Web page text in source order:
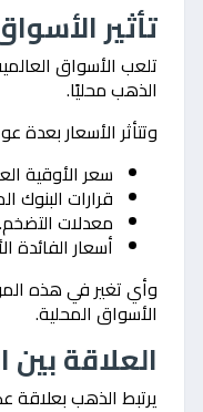
تأثير
تلعب الأسواق
الذهب محليًا.
وتتأثر الأسعار بعدة
سعر الأوقية
قرارات البنوك
معدلات التضخم.
أسعار الفائدة
وأي تغير في هذه
الأسواق المحلية.
العلاقة بين
يرتبط الذهب بعلاقة